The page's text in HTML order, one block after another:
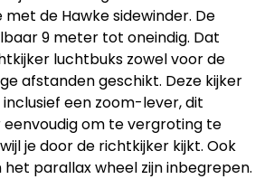
de Hawke sidewinder. De
9 meter tot oneindig. Dat
luchtbuks zowel voor de
afstanden geschikt. Deze kijker
een zoom-lever, dit
om te vergroting te
je door de richtkijker kijkt. Ook
het parallax wheel zijn inbegrepen.